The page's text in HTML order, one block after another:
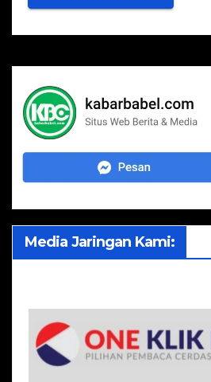
Media Jaringan Kami: